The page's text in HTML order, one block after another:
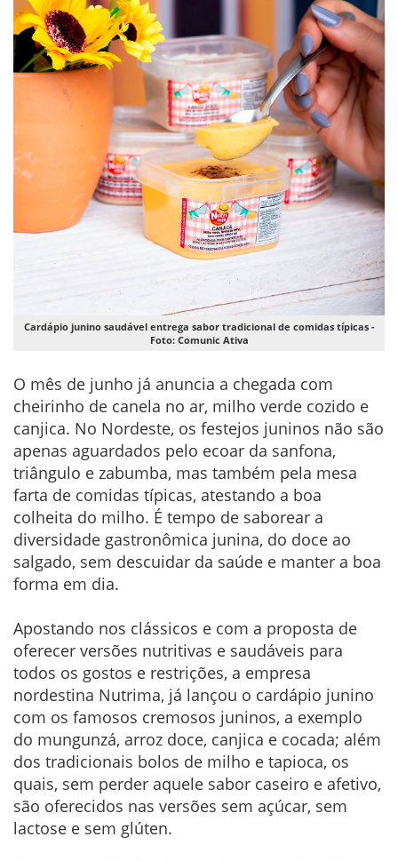
Cardápio junino saudável entrega sabor tradicional de comidas típicas -
Foto: Comunic Ativa
O mês de junho já anuncia a chegada com
cheirinho de canela no ar, milho verde cozido e
canjica. No Nordeste, os festejos juninos não são
apenas aguardados pelo ecoar da sanfona,
triângulo e zabumba, mas também pela mesa
farta de comidas típicas, atestando a boa
colheita do milho. É tempo de saborear a
diversidade gastronômica junina, do doce ao
salgado, sem descuidar da saúde e manter a boa
forma em dia.
Apostando nos clássicos e com a proposta de
oferecer versões nutritivas e saudáveis para
todos os gostos e restrições, a empresa
nordestina Nutrima, já lançou o cardápio junino
com os famosos cremosos juninos, a exemplo
do mungunzá, arroz doce, canjica e cocada; além
dos tradicionais bolos de milho e tapioca, os
quais, sem perder aquele sabor caseiro e afetivo,
são oferecidos nas versões sem açúcar, sem
lactose e sem glúten.